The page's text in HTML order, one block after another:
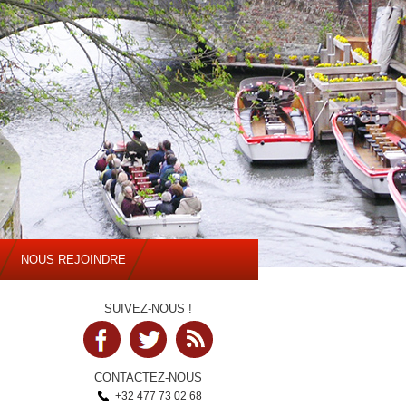
NOUS REJOINDRE
SUIVEZ-NOUS !
CONTACTEZ-NOUS
+32 477 73 02 68